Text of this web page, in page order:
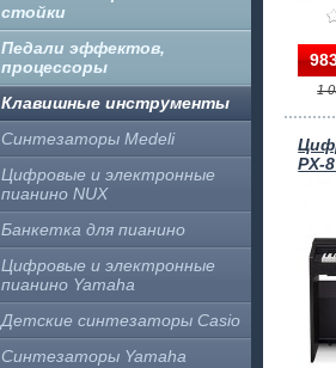
стойки
Педали эффектов,
процессоры
Клавишные инструменты
Синтезаторы Medeli
Цифровые и электронные
пианино NUX
Банкетка для пианино
Цифровые и электронные
пианино Yamaha
Детские синтезаторы Casio
Синтезаторы Yamaha
1
PX-